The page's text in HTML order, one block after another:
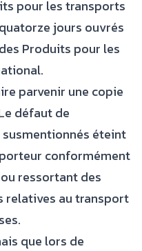
pour les transports
jours ouvrés
Produits pour les
parvenir une copie
défaut de
éteint
conformément
ressortant des
relatives au transport
que lors de